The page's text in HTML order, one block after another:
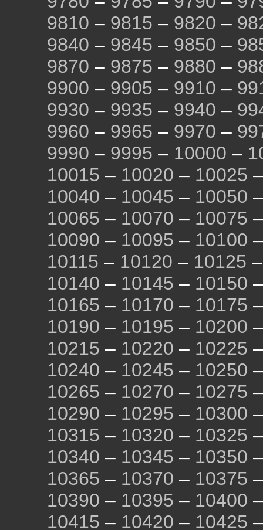
9810 – 9815 – 9820 –
9840 – 9845 – 9850 –
9870 – 9875 – 9880 –
9900 – 9905 – 9910 –
9930 – 9935 – 9940 –
9960 – 9965 – 9970 –
9990 – 9995 – 10000 –
10015 – 10020 – 10025
10040 – 10045 – 10050
10065 – 10070 – 10075
10090 – 10095 – 10100
10115 – 10120 – 10125
10140 – 10145 – 10150
10165 – 10170 – 10175
10190 – 10195 – 10200
10215 – 10220 – 10225
10240 – 10245 – 10250
10265 – 10270 – 10275
10290 – 10295 – 10300
10315 – 10320 – 10325
10340 – 10345 – 10350
10365 – 10370 – 10375
10390 – 10395 – 10400
10415 – 10420 – 10425